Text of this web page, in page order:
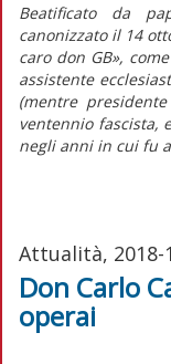
Beatificato da
canonizzato il 14
caro don GB»,
assistente
(mentre
ventennio fascista,
negli anni in cui fu
Attualità, 2018-
Don Carlo
operai